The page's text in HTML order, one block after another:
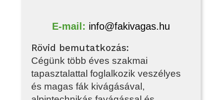
E‑mail: info@fakivagas.hu
Rövid bemutatkozás:
Cégünk több éves szakmai
tapasztalattal foglalkozik veszélyes
és magas fák kivágásával,